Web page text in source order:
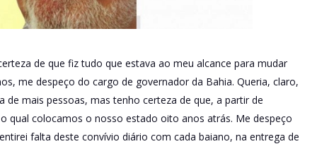
de que fiz tudo que estava ao meu alcance para mudar
me despeço do cargo de governador da Bahia. Queria, claro,
mais pessoas, mas tenho certeza de que, a partir de
qual colocamos o nosso estado oito anos atrás. Me despeço
falta deste convívio diário com cada baiano, na entrega de